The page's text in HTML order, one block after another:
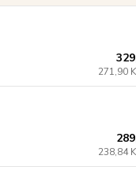
271,90
238,84